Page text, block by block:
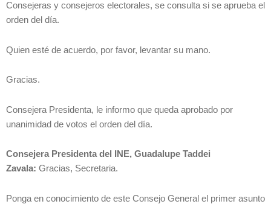
Consejeras y consejeros electorales, se consulta si se aprueba el
orden del día.
Quien esté de acuerdo, por favor, levantar su mano.
Gracias.
Consejera Presidenta, le informo que queda aprobado por
unanimidad de votos el orden del día.
Consejera Presidenta del INE, Guadalupe Taddei
Zavala: Gracias, Secretaria.
Ponga en conocimiento de este Consejo General el primer asunto